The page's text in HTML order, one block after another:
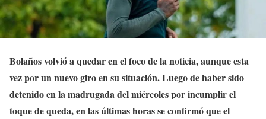
Bolaños volvió a quedar en el foco de la noticia, aunque esta
vez por un nuevo giro en su situación. Luego de haber sido
detenido en la madrugada del miércoles por incumplir el
toque de queda, en las últimas horas se confirmó que el